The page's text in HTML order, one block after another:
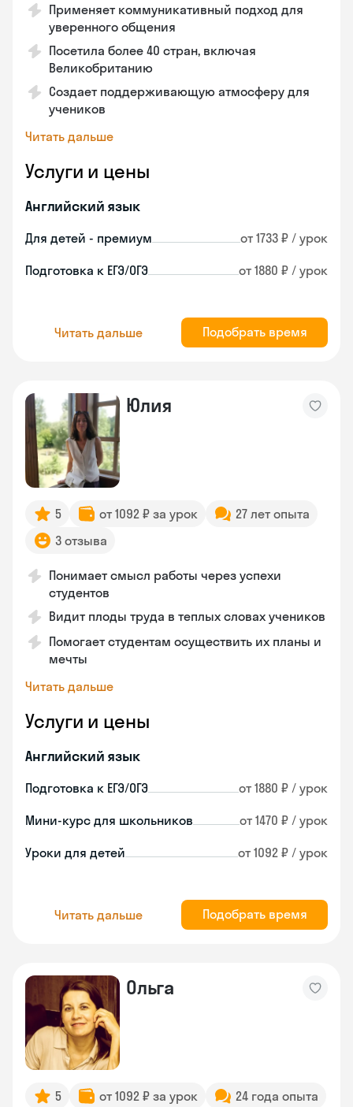
Применяет коммуникативный подход для
уверенного общения
Посетила более 40 стран, включая
Великобританию
Создает поддерживающую атмосферу для
учеников
Читать дальше
Услуги и цены
Английский язык
Для детей - премиум от 1733 ₽ / урок
Подготовка к ЕГЭ/ОГЭ от 1880 ₽ / урок
Читать дальше Подобрать время
Юлия
5 от 1092 ₽ за урок
27 лет опыта
3 отзыва
Понимает смысл работы через успехи
студентов
Видит плоды труда в теплых словах учеников
Помогает студентам осуществить их планы и
мечты
Читать дальше
Услуги и цены
Английский язык
Подготовка к ЕГЭ/ОГЭ от 1880 ₽ / урок
Мини-курс для школьников от 1470 ₽ / урок
Уроки для детей от 1092 ₽ / урок
Читать дальше Подобрать время
Ольга
5 от 1092 ₽ за урок 24 года опыта